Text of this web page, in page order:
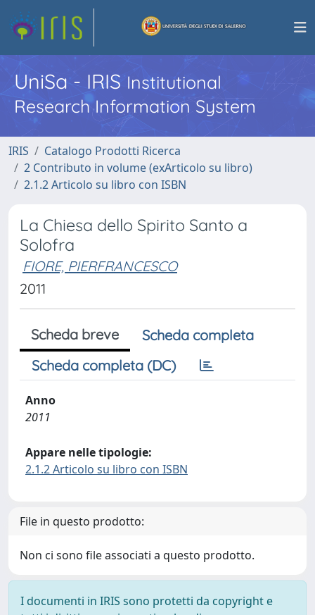
UniSa - IRISInstitutional
Research Information System
IRIS
Catalogo Prodotti Ricerca
2 Contributo in volume (exArticolo su libro)
2.1.2 Articolo su libro con ISBN
La Chiesa dello Spirito Santo a
Solofra
FIORE, PIERFRANCESCO
2011
Scheda breve
Scheda completa
Scheda completa (DC)
Anno
2011
Appare nelle tipologie:
2.1.2 Articolo su libro con ISBN
File in questo prodotto:
Non ci sono file associati a questo prodotto.
I documenti in IRIS sono protetti da copyright e